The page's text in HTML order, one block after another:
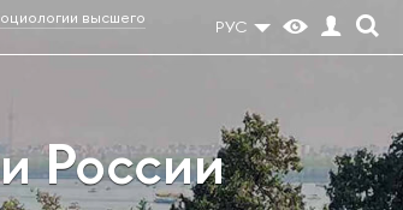
РУС
высшего
России